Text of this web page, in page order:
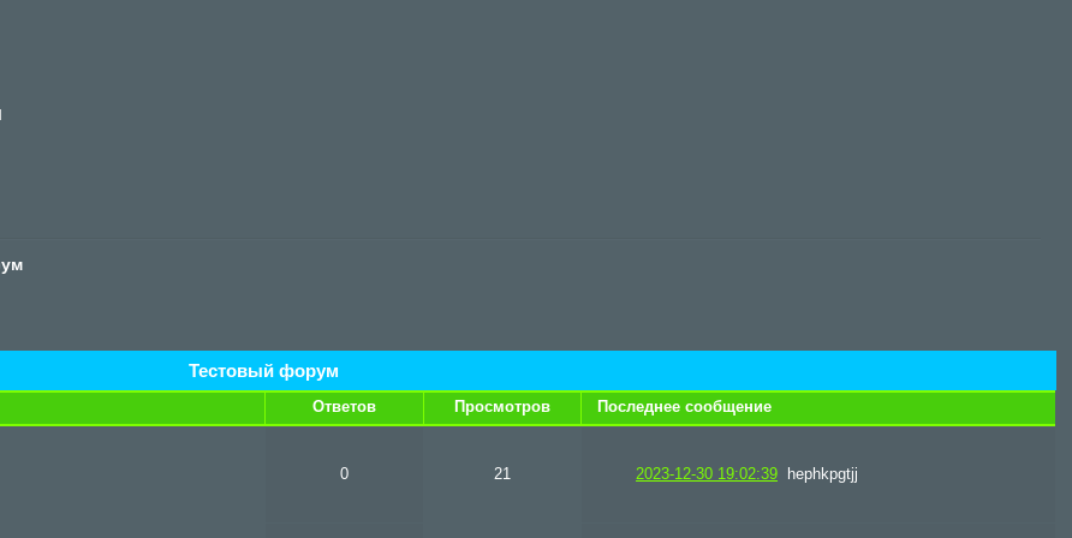
Тестовый форум
Ответов Просмотров Последнее сообщение
0
21 2023-12-30 19:02:39 hephkpgtjj